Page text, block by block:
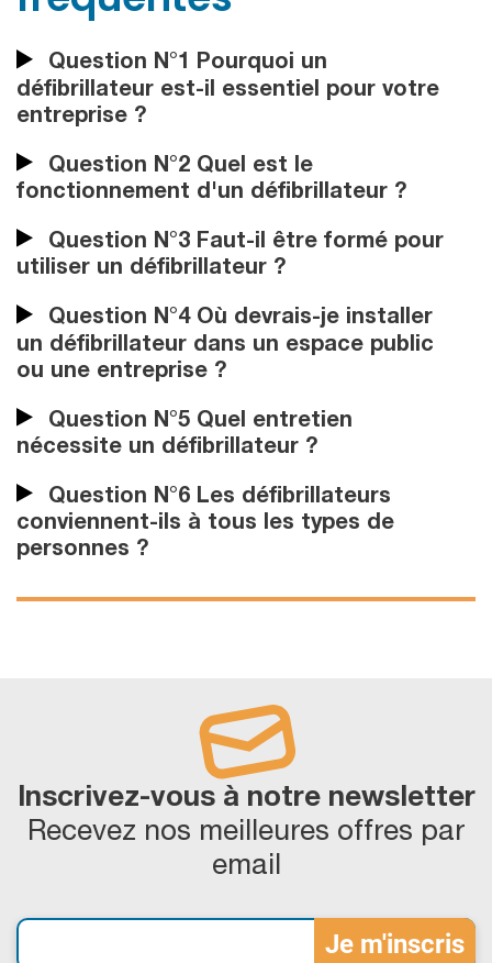
Question N°1 Pourquoi un
défibrillateur est-il essentiel pour votre
entreprise ?
Question N°2 Quel est le
fonctionnement d'un défibrillateur ?
Question N°3 Faut-il être formé pour
utiliser un défibrillateur ?
Question N°4 Où devrais-je installer
un défibrillateur dans un espace public
ou une entreprise ?
Question N°5 Quel entretien
nécessite un défibrillateur ?
Question N°6 Les défibrillateurs
conviennent-ils à tous les types de
personnes ?
Inscrivez-vous à notre newsletter
Recevez nos meilleures offres par
email